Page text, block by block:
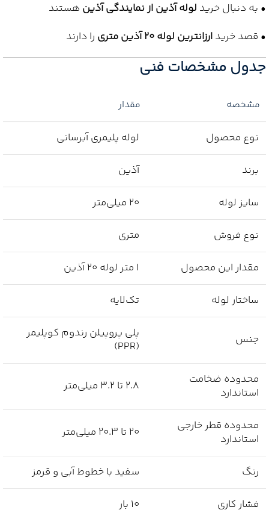
• به دنبال خرید لوله آذین از نمایندگی آذین هستند
• قصد خریدارزانترین لوله 20 آذین متری را دارند
جدول مشخصات فنی
مشخصه مقدار
نوع محصول لوله پلیمری آبرسانی
برند آذین
سایز لوله 20 میلی‌متر
نوع فروش متری
مقدار این محصول 1 متر لوله 20 آذین
ساختار لوله تک‌لایه
جنس
پلی پروپیلن رندوم کوپلیمر
(PPR)
محدوده ضخامت
استاندارد
2.8 تا 3.2 میلی‌متر
محدوده قطر خارجی
استاندارد
20 تا 20.3 میلی‌متر
رنگ سفید با خطوط آبی و قرمز
فشار کاری 10 بار